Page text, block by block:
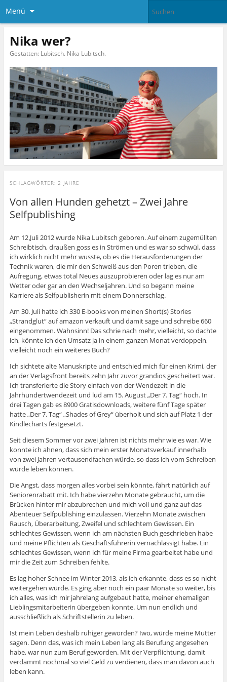
Menü
Nika wer?
Gestatten: Lubitsch. Nika Lubitsch.
SCHLAGWÖRTER: 2 JAHRE
Von allen Hunden gehetzt – Zwei Jahre
Selfpublishing
Am 12.Juli 2012 wurde Nika Lubitsch geboren. Auf einem zugemüllten
Schreibtisch, draußen goss es in Strömen und es war so schwül, dass
ich wirklich nicht mehr wusste, ob es die Herausforderungen der
Technik waren, die mir den Schweiß aus den Poren trieben, die
Aufregung, etwas total Neues auszuprobieren oder lag es nur am
Wetter oder gar an den Wechseljahren. Und so begann meine
Karriere als Selfpublisherin mit einem Donnerschlag.
Am 30. Juli hatte ich 330 E-books von meinen Short(s) Stories
„Strandglut“ auf amazon verkauft und damit sage und schreibe 660 
eingenommen. Wahnsinn! Das schrie nach mehr, vielleicht, so dachte
ich, könnte ich den Umsatz ja in einem ganzen Monat verdoppeln,
vielleicht noch ein weiteres Buch?
Ich sichtete alte Manuskripte und entschied mich für einen Krimi, der
an der Verlagsfront bereits zehn Jahr zuvor grandios gescheitert war.
Ich transferierte die Story einfach von der Wendezeit in die
Jahrhundertwendezeit und lud am 15. August „Der 7. Tag“ hoch. In
drei Tagen gab es 8900 Gratisdownloads, weitere fünf Tage später
hatte „Der 7. Tag“ „Shades of Grey“ überholt und sich auf Platz 1 der
Kindlecharts festgesetzt.
Seit diesem Sommer vor zwei Jahren ist nichts mehr wie es war. Wie
konnte ich ahnen, dass sich mein erster Monatsverkauf innerhalb
von zwei Jahren vertausendfachen würde, so dass ich vom Schreiben
würde leben können.
Die Angst, dass morgen alles vorbei sein könnte, fährt natürlich auf
Seniorenrabatt mit. Ich habe vierzehn Monate gebraucht, um die
Brücken hinter mir abzubrechen und mich voll und ganz auf das
Abenteuer Selfpublishing einzulassen. Vierzehn Monate zwischen
Rausch, Überarbeitung, Zweifel und schlechtem Gewissen. Ein
schlechtes Gewissen, wenn ich am nächsten Buch geschrieben habe
und meine Pflichten als Geschäftsführerin vernachlässigt habe. Ein
schlechtes Gewissen, wenn ich für meine Firma gearbeitet habe und
mir die Zeit zum Schreiben fehlte.
Es lag hoher Schnee im Winter 2013, als ich erkannte, dass es so nicht
weitergehen würde. Es ging aber noch ein paar Monate so weiter, bis
ich alles, was ich mir jahrelang aufgebaut hatte, meiner ehemaligen
Lieblingsmitarbeiterin übergeben konnte. Um nun endlich und
ausschließlich als Schriftstellerin zu leben.
Ist mein Leben deshalb ruhiger geworden? Iwo, würde meine Mutter
sagen. Denn das, was ich mein Leben lang als Berufung angesehen
habe, war nun zum Beruf geworden. Mit der Verpflichtung, damit
verdammt nochmal so viel Geld zu verdienen, dass man davon auch
leben kann.